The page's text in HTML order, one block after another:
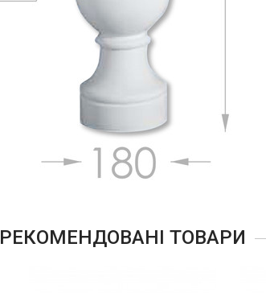
РЕКОМЕНДОВАНІ ТОВАРИ